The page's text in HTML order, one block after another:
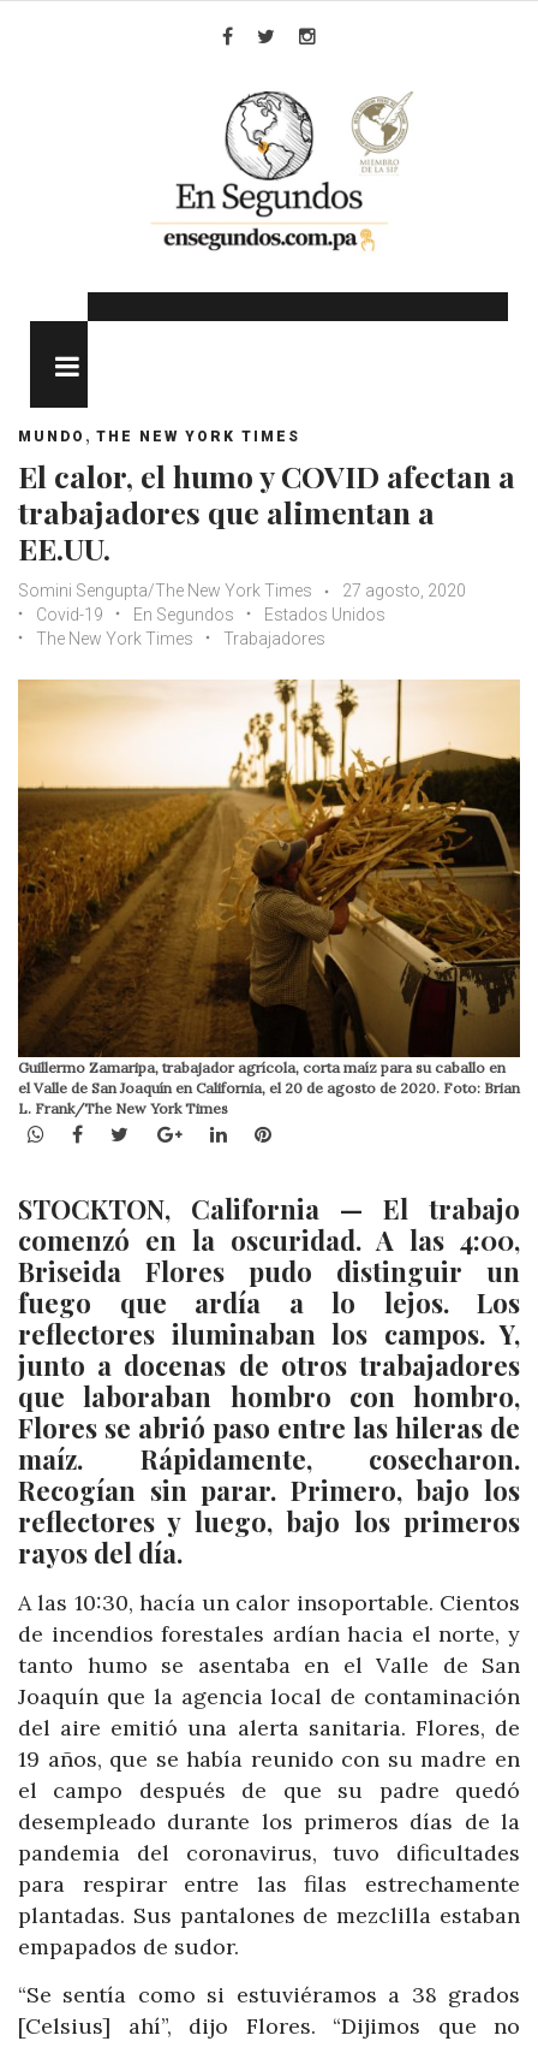
MUNDO , THE NEW YORK TIMES
El calor, el humo y COVID afectan a
trabajadores que alimentan a
EE.UU.
Somini Sengupta/The New York Times
27 agosto, 2020
Covid-19
En Segundos
Estados Unidos
The New York Times
Trabajadores
Guillermo Zamaripa, trabajador agrícola, corta maíz para su caballo en
el Valle de San Joaquín en California, el 20 de agosto de 2020. Foto: Brian
L. Frank/The New York Times
WhatsApp
Facebook
TwitterGoogle+LinkedInPinterest
STOCKTON, California — El trabajo
comenzó en la oscuridad. A las 4:00,
Briseida Flores pudo distinguir un
fuego que ardía a lo lejos. Los
reflectores iluminaban los campos. Y,
junto a docenas de otros trabajadores
que laboraban hombro con hombro,
Flores se abrió paso entre las hileras de
maíz. Rápidamente, cosecharon.
Recogían sin parar. Primero, bajo los
reflectores y luego, bajo los primeros
rayos del día.
A las 10:30, hacía un calor insoportable. Cientos
de incendios forestales ardían hacia el norte, y
tanto humo se asentaba en el Valle de San
Joaquín que la agencia local de contaminación
del aire emitió una alerta sanitaria. Flores, de
19 años, que se había reunido con su madre en
el campo después de que su padre quedó
desempleado durante los primeros días de la
pandemia del coronavirus, tuvo dificultades
para respirar entre las filas estrechamente
plantadas. Sus pantalones de mezclilla estaban
empapados de sudor.
“Se sentía como si estuviéramos a 38 grados
[Celsius] ahí”, dijo Flores. “Dijimos que no